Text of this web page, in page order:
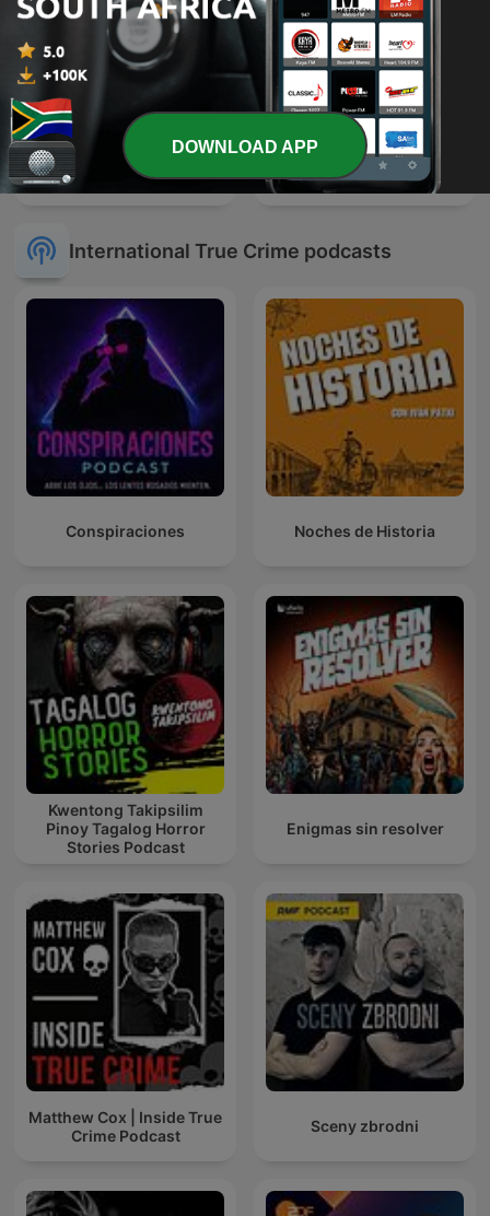
True Crime South Africa Forensic Files II
International True Crime podcasts
Conspiraciones Noches de Historia
Kwentong Takipsilim
Pinoy Tagalog Horror
Stories Podcast
Enigmas sin resolver
Matthew Cox | Inside True
Crime Podcast
Sceny zbrodni
DOWNLOAD APP